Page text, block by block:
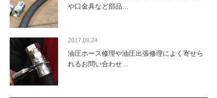
や口金具など部品…
2017.08.24
油圧ホース修理や油圧出張修理によく寄せら
れるお問い合わせ…